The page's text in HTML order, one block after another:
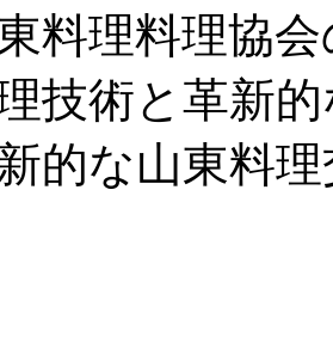
料理料理協
技術と革新
的な山東料